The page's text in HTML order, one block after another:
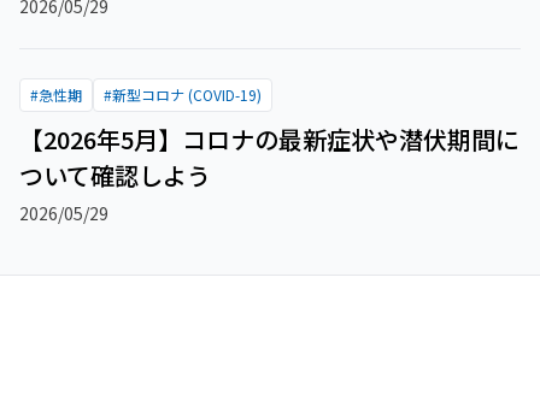
2026/05/29
#急性期 #新型コロナ (COVID-19)
【2026年5月】コロナの最新症状や潜伏期間に
ついて確認しよう
2026/05/29